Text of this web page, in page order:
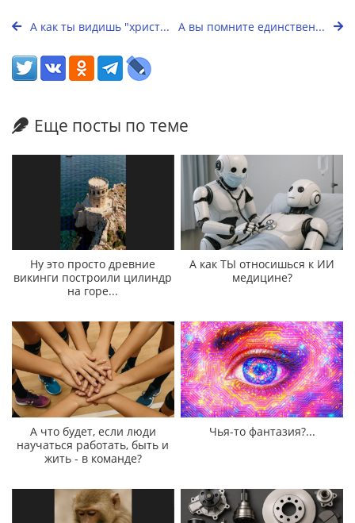
А как ты видишь "христ... А вы помните единствен...
Еще посты по теме
Ну это просто древние
викинги построили цилиндр
на горе...
А как ТЫ относишься к ИИ
медицине?
А что будет, если люди
научаться работать, быть и
жить - в команде?
Чья-то фантазия?...